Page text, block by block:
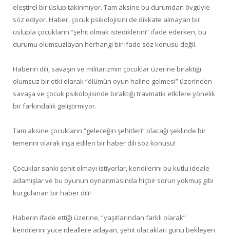
eleştirel bir üslup takınmıyor. Tam aksine bu durumdan övgüyle
söz ediyor. Haber, çocuk psikolojisini de dikkate almayan bir
üslupla çocukların “şehit olmak istediklerini” ifade ederken, bu
durumu olumsuzlayan herhangi bir ifade söz konusu değil.
Haberin dili, savaşın ve militarizmin çocuklar üzerine bıraktığı
olumsuz bir etki olarak “ölümün oyun haline gelmesi” üzerinden
savaşa ve çocuk psikolojisinde bıraktığı travmatik etkilere yönelik
bir farkındalık geliştirmiyor.
Tam aksine çocukların “geleceğin şehitleri” olacağı şeklinde bir
temenni olarak inşa edilen bir haber dili söz konusu!
Çocuklar sanki şehit olmayı istiyorlar, kendilerini bu kutlu ideale
adamışlar ve bu oyunun oynanmasında hiçbir sorun yokmuş gibi
kurgulanan bir haber dili!
Haberin ifade ettiği üzerine, “yaşıtlarından farklı olarak”
kendilerini yüce ideallere adayan, şehit olacakları günü bekleyen